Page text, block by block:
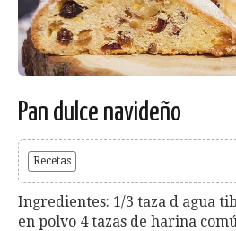
Pan dulce navideño
Recetas
Ingredientes: 1/3 taza d agua
en polvo 4 tazas de harina